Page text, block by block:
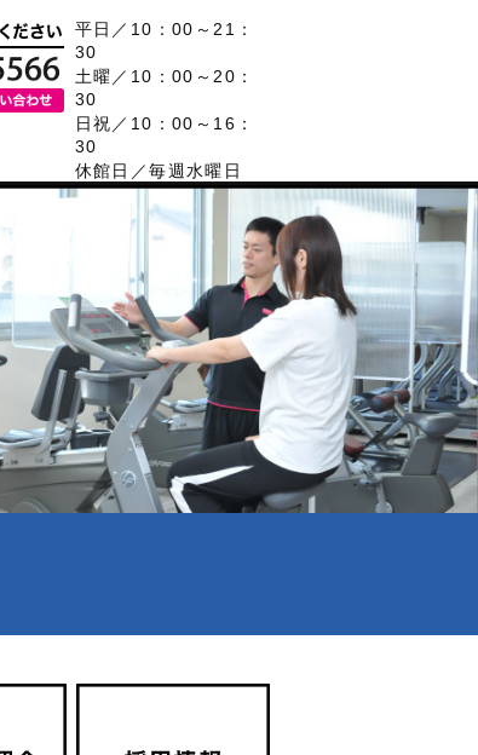
平日／10：00～21：
30
土曜／10：00～20：
30
日祝／10：00～16：
30
休館日／毎週水曜日